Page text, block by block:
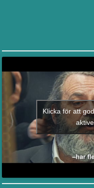
Klicka för att